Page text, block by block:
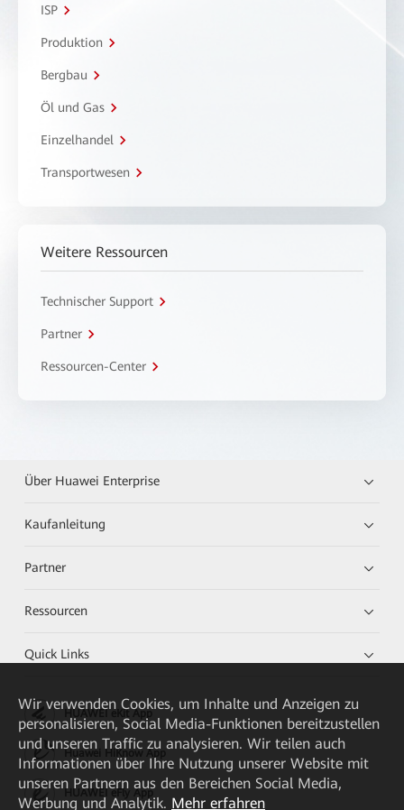
ISP
Produktion
Bergbau
Öl und Gas
Einzelhandel
Transportwesen
Weitere Ressourcen
Technischer Support
Partner
Ressourcen-Center
Über Huawei Enterprise
Kaufanleitung
Partner
Ressourcen
Quick Links
HUAWEI eKit App
Huawei HiKnow App
HUAWEI eFly App
Wir verwenden Cookies, um Inhalte und Anzeigen zu
personalisieren, Social Media-Funktionen bereitzustellen
und unseren Traffic zu analysieren. Wir teilen auch
Informationen über Ihre Nutzung unserer Website mit
unseren Partnern aus den Bereichen Social Media,
Werbung und Analytik. Mehr erfahren